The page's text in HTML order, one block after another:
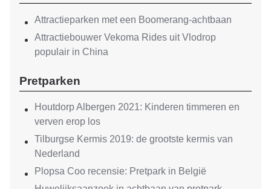
Attractieparken met een Boomerang-achtbaan
Attractiebouwer Vekoma Rides uit Vlodrop
populair in China
Pretparken
Houtdorp Albergen 2021: Kinderen timmeren en
verven erop los
Tilburgse Kermis 2019: de grootste kermis van
Nederland
Plopsa Coo recensie: Pretpark in België